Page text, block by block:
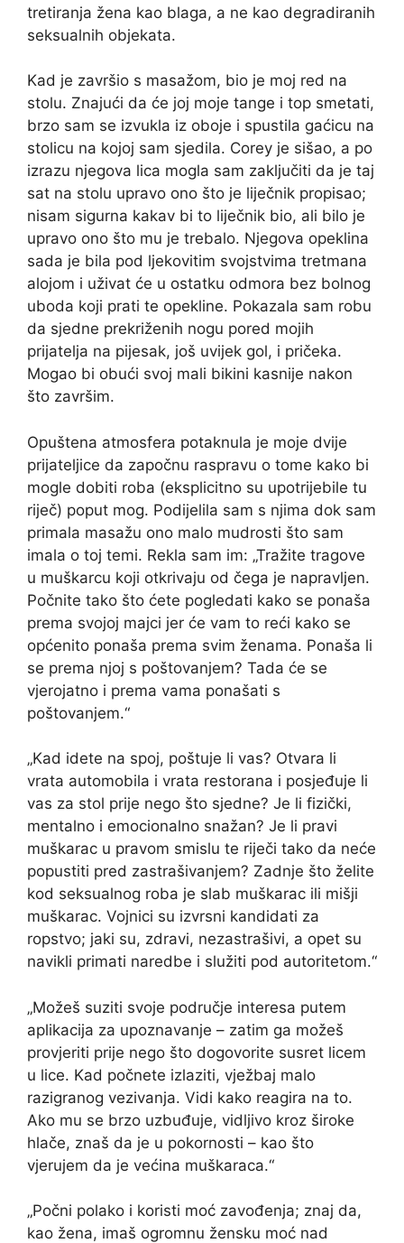
tretiranja žena kao blaga, a ne kao degradiranih
seksualnih objekata.
Kad je završio s masažom, bio je moj red na
stolu. Znajući da će joj moje tange i top smetati,
brzo sam se izvukla iz oboje i spustila gaćicu na
stolicu na kojoj sam sjedila. Corey je sišao, a po
izrazu njegova lica mogla sam zaključiti da je taj
sat na stolu upravo ono što je liječnik propisao;
nisam sigurna kakav bi to liječnik bio, ali bilo je
upravo ono što mu je trebalo. Njegova opeklina
sada je bila pod ljekovitim svojstvima tretmana
alojom i uživat će u ostatku odmora bez bolnog
uboda koji prati te opekline. Pokazala sam robu
da sjedne prekriženih nogu pored mojih
prijatelja na pijesak, još uvijek gol, i pričeka.
Mogao bi obući svoj mali bikini kasnije nakon
što završim.
Opuštena atmosfera potaknula je moje dvije
prijateljice da započnu raspravu o tome kako bi
mogle dobiti roba (eksplicitno su upotrijebile tu
riječ) poput mog. Podijelila sam s njima dok sam
primala masažu ono malo mudrosti što sam
imala o toj temi. Rekla sam im: „Tražite tragove
u muškarcu koji otkrivaju od čega je napravljen.
Počnite tako što ćete pogledati kako se ponaša
prema svojoj majci jer će vam to reći kako se
općenito ponaša prema svim ženama. Ponaša li
se prema njoj s poštovanjem? Tada će se
vjerojatno i prema vama ponašati s
poštovanjem.“
„Kad idete na spoj, poštuje li vas? Otvara li
vrata automobila i vrata restorana i posjeđuje li
vas za stol prije nego što sjedne? Je li fizički,
mentalno i emocionalno snažan? Je li pravi
muškarac u pravom smislu te riječi tako da neće
popustiti pred zastrašivanjem? Zadnje što želite
kod seksualnog roba je slab muškarac ili mišji
muškarac. Vojnici su izvrsni kandidati za
ropstvo; jaki su, zdravi, nezastrašivi, a opet su
navikli primati naredbe i služiti pod autoritetom.“
„Možeš suziti svoje područje interesa putem
aplikacija za upoznavanje – zatim ga možeš
provjeriti prije nego što dogovorite susret licem
u lice. Kad počnete izlaziti, vježbaj malo
razigranog vezivanja. Vidi kako reagira na to.
Ako mu se brzo uzbuđuje, vidljivo kroz široke
hlače, znaš da je u pokornosti – kao što
vjerujem da je većina muškaraca.“
„Počni polako i koristi moć zavođenja; znaj da,
kao žena, imaš ogromnu žensku moć nad